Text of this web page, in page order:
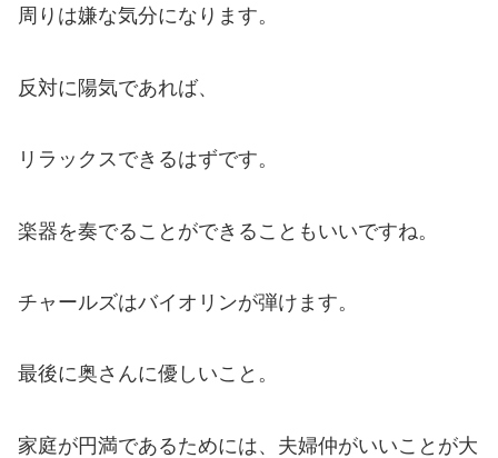
周りは嫌な気分になります。
反対に陽気であれば、
リラックスできるはずです。
楽器を奏でることができることもいいですね。
チャールズはバイオリンが弾けます。
最後に奥さんに優しいこと。
家庭が円満であるためには、夫婦仲がいいことが大